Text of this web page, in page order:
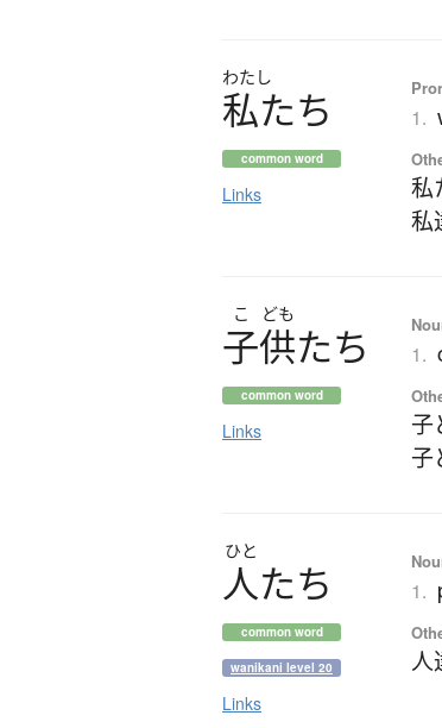
わたし
私たち
common word
Links
1.
私
私
こ ども
子供たち
common word
Links
1.
子
子
ひと
人たち
common word
wanikani level 20
Links
1.
人